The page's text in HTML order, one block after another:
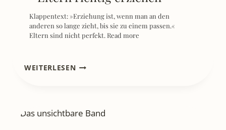
Klappentext: »Erziehung ist, wenn man an den
anderen so lange zieht, bis sie zu einem passen.«
Eltern sind nicht perfekt. Read more
WEITERLESEN[REZENSION]
–